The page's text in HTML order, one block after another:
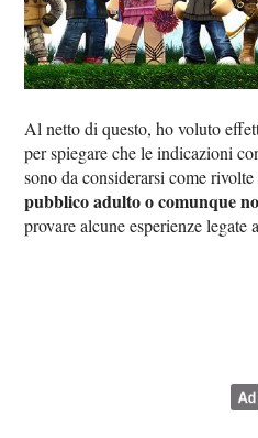
Al netto di questo, ho voluto
per spiegare che le indicazioni
sono da considerarsi come
pubblico adulto o comunque
provare alcune esperienze legate